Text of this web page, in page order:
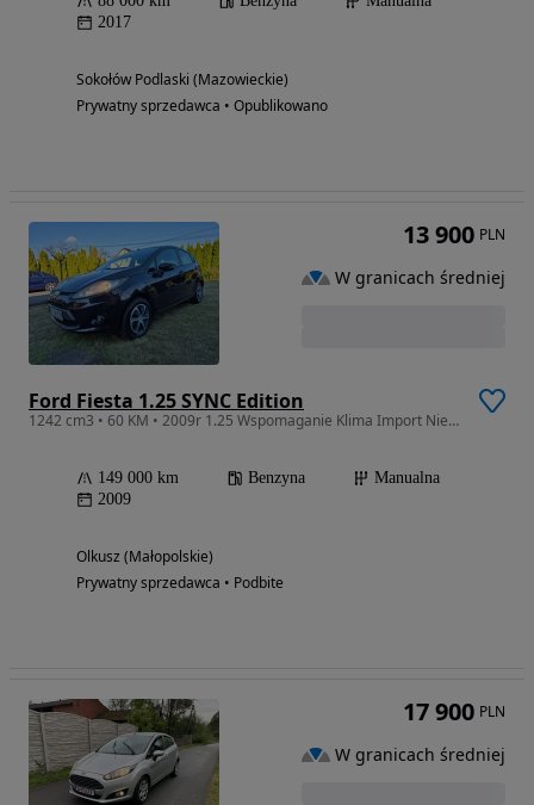
2017
Sokołów Podlaski (Mazowieckie)
Prywatny sprzedawca • Opublikowano
Ford Fiesta 1.25 SYNC Edition
1242 cm3 • 60 KM • 2009r 1.25 Wspomaganie Klima Import Niemcy
149 000 km Benzyna
Manualna
2009
Olkusz (Małopolskie)
Prywatny sprzedawca • Podbite
13 900 PLN
W granicach średniej
17 900 PLN
W granicach średniej